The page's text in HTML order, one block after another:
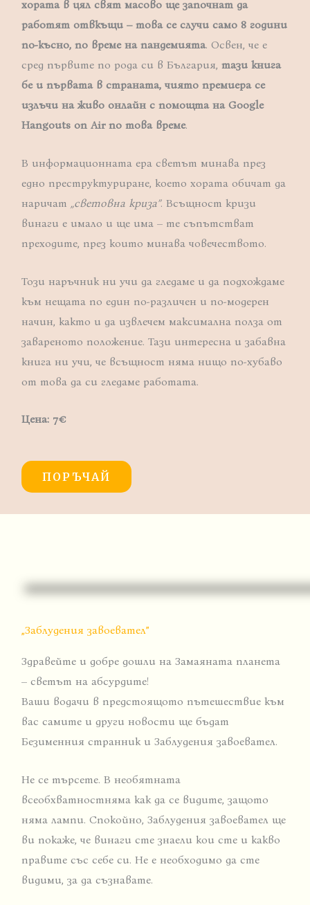
хората в цял свят масово ще започнат да
работят отвкъщи – това се случи само 8 години
по-късно, по време на пандемията. Освен, че е
сред първите по рода си в България,тази книга
бе и първата в страната, чиято премиера се
излъчи на живо онлайн с помощта на Google
Hangouts on Air по това време.
В информационната ера светът минава през
едно преструктуриране, което хората обичат да
наричат „световна криза”. Всъщност кризи
винаги е имало и ще има – те съпътстват
преходите, през които минава човечеството.
Този наръчник ни учи да гледаме и да подхождаме
към нещата по един по-различен и по-модерен
начин, както и да извлечем максимална полза от
завареното положение. Тази интересна и забавна
книга ни учи, че всъщност няма нищо по-хубаво
от това да си гледаме работата.
Цена: 7€
ПОРЪЧАЙ
„Заблудения завоевател”
Здравейте и добре дошли на Замаяната планета
– светът на абсурдите!
Ваши водачи в предстоящото пътешествие към
вас самите и други новости ще бъдат
Безименния странник и Заблудения завоевател.
Не се търсете. В необятната
всеобхватностняма как да се видите, защото
няма лампи. Спокойно, Заблудения завоевател ще
ви покаже, че винаги сте знаели кои сте и какво
правите със себе си. Не е необходимо да сте
видими, за да съзнавате.